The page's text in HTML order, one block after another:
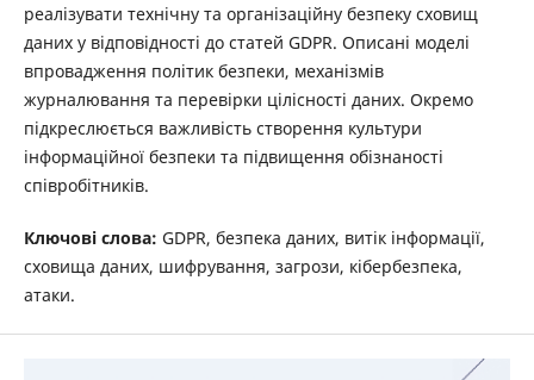
реалізувати технічну та організаційну безпеку сховищ
даних у відповідності до статей GDPR. Описані моделі
впровадження політик безпеки, механізмів
журналювання та перевірки цілісності даних. Окремо
підкреслюється важливість створення культури
інформаційної безпеки та підвищення обізнаності
співробітників.
Ключові слова: GDPR, безпека даних, витік інформації,
сховища даних, шифрування, загрози, кібербезпека,
атаки.